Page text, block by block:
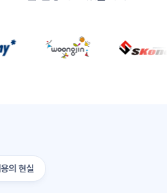
의 현실